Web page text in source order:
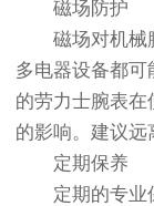
磁场防护
磁场对机械腕
多电器设备都
的劳力士腕表
的影响。建议远
定期保养
定期的专业保